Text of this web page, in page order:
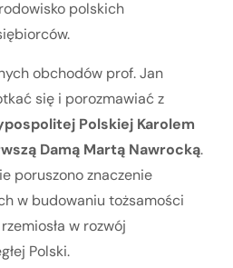
polskich
obchodów prof. Jan
się i porozmawiać z
Polskiej Karolem
Damą Martą Nawrocką.
poruszono znaczenie
w budowaniu tożsamości
w rozwój
Polski.